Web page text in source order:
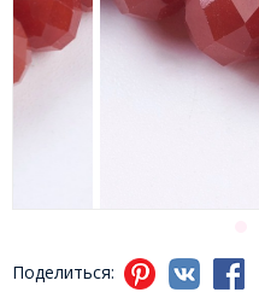
Поделиться: